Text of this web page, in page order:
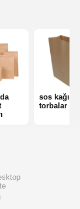
sos kağıt
torbalar